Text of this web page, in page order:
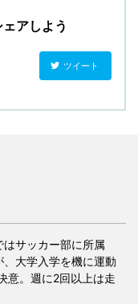
アしよう
ツイート
サッカー部に所属
大学入学を機に運動
意。週に2回以上は走